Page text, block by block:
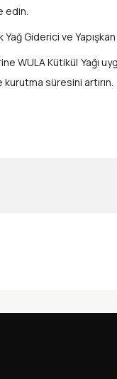
edin.
Yağ Giderici ve
WULA Kütikül Yağı
süresini artırın.